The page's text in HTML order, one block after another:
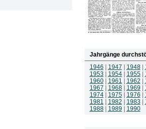
Jahrgänge
1946
1947 1948|
1953
1954| 1955|
1960| 1961 1962
1967
1968| 1969
1974| 1975| 1976
1981
1982 1983
1988| 1989 1990